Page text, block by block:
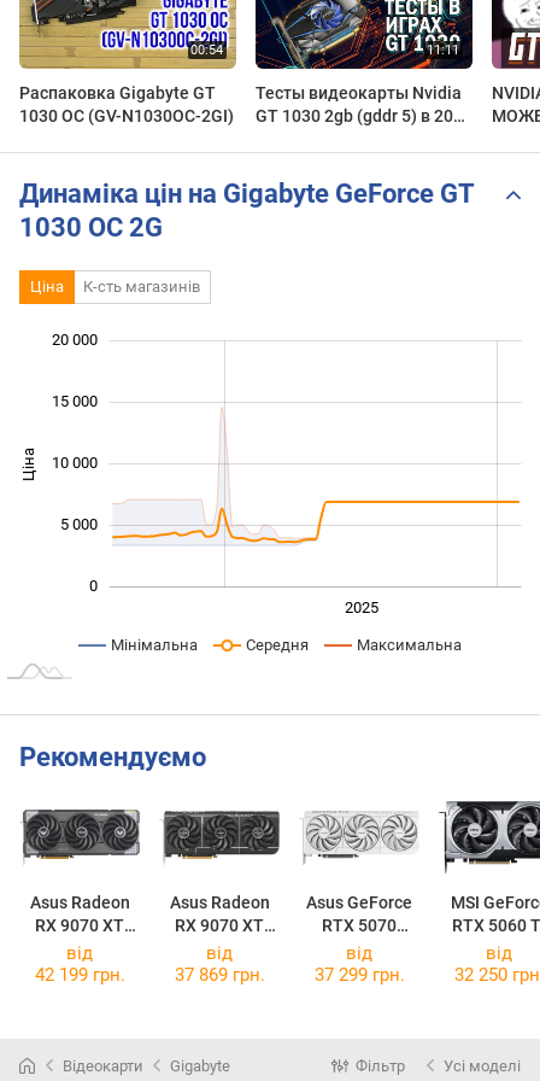
Распаковка Gigabyte GT
1030 OC (GV-N1030OC-2GI)
Тесты видеокарты Nvidia
GT 1030 2gb (gddr 5) в 2021
Динаміка цін на Gigabyte GeForce GT
1030 OC 2G
Ціна К-сть магазинів
Ціна 10 000
0
20 000
10 000
15 000
5 000
2025
Мінімальна Середня Максимальна
Рекомендуємо
Asus Radeon
RX 9070 XT
TUF Gaming
OC 16GB
Asus Radeon
RX 9070 XT
Prime OC 16GB
Asus GeForce
RTX 5070
Prime OC White
MSI
RTX 5060
16G
2X OC
від
42 199 грн.
від
37 869 грн.
від
37 299 грн.
від
32 250
Відеокарти Gigabyte Фільтр Усі моделі